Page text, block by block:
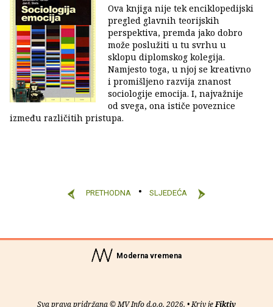
Ova knjiga nije tek enciklopedijski
pregled glavnih teorijskih
perspektiva, premda jako dobro
može poslužiti u tu svrhu u
sklopu diplomskog kolegija.
Namjesto toga, u njoj se kreativno
i promišljeno razvija znanost
sociologije emocija. I, najvažnije
od svega, ona ističe poveznice
između različitih pristupa.
PRETHODNA SLJEDEĆA
Moderna vremena
Sva prava pridržana © MV Info d.o.o. 2026. • Kriv jeFiktiv